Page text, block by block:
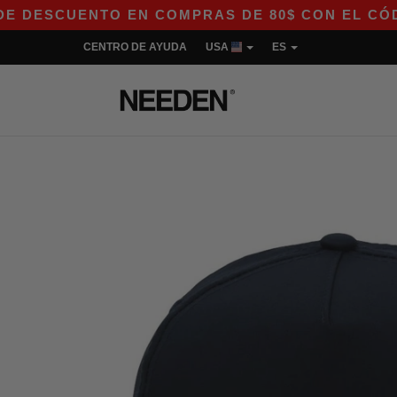
EN COMPRAS DE 80$ CON EL CÓDIGO
CENTRO DE AYUDA USA ES